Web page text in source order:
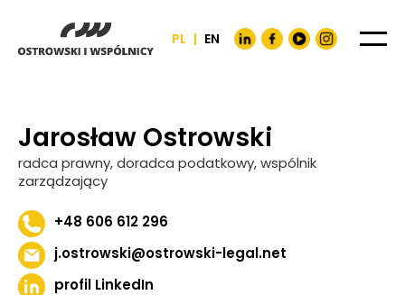
PL | EN
Jarosław Ostrowski
radca prawny, doradca podatkowy, wspólnik
zarządzający
+48 606 612 296
j.ostrowski@ostrowski-legal.net
profil LinkedIn